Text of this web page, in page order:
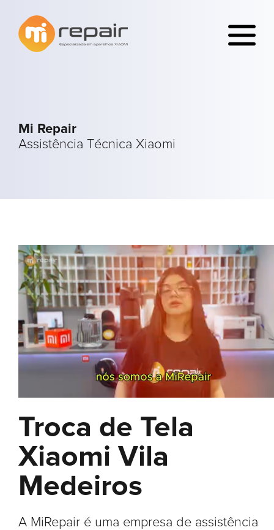
Mi Repair
Assistência Técnica Xiaomi
Troca de Tela
Xiaomi Vila
Medeiros
A MiRepair é uma empresa de assistência